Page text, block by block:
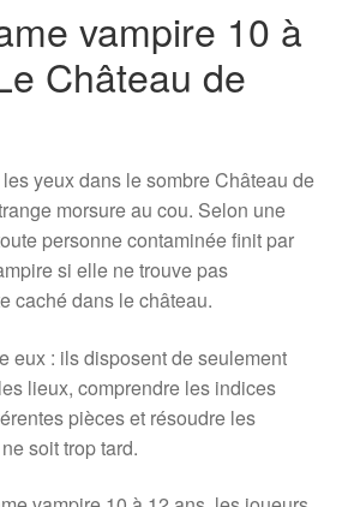
vampire 10 à
Château de
yeux dans le sombre Château de
morsure au cou. Selon une
personne contaminée finit par
si elle ne trouve pas
caché dans le château.
eux : ils disposent de seulement
lieux, comprendre les indices
pièces et résoudre les
soit trop tard.